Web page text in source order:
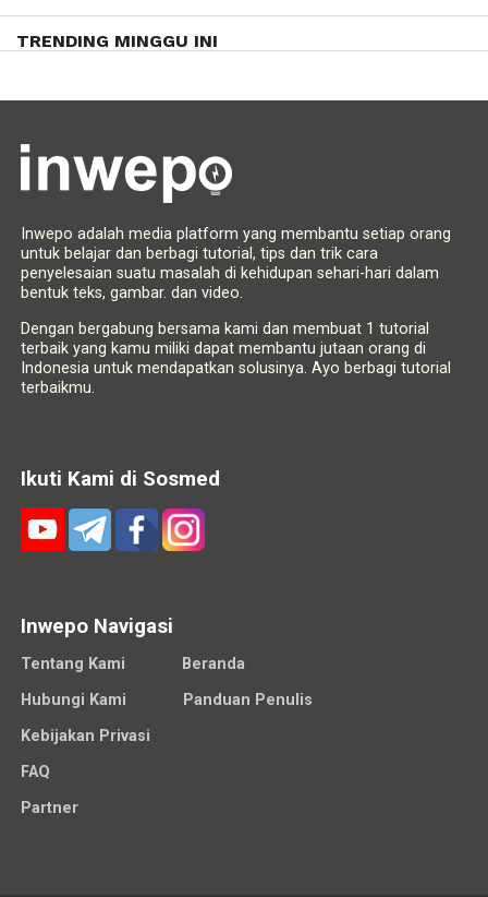
TRENDING MINGGU INI
Inwepo adalah media platform yang membantu setiap orang
untuk belajar dan berbagi tutorial, tips dan trik cara
penyelesaian suatu masalah di kehidupan sehari-hari dalam
bentuk teks, gambar. dan video.
Dengan bergabung bersama kami dan membuat 1 tutorial
terbaik yang kamu miliki dapat membantu jutaan orang di
Indonesia untuk mendapatkan solusinya. Ayo berbagi tutorial
terbaikmu.
Ikuti Kami di Sosmed
Inwepo Navigasi
Tentang Kami
Beranda
Hubungi Kami
Panduan Penulis
Kebijakan Privasi
FAQ
Partner